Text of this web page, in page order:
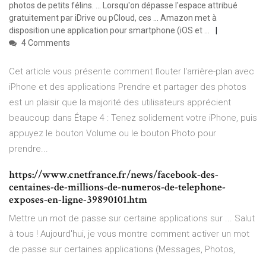
photos de petits félins. ... Lorsqu'on dépasse l'espace attribué
gratuitement par iDrive ou pCloud, ces ... Amazon met à
disposition une application pour smartphone (iOS et ...
4 Comments
Cet article vous présente comment flouter l'arrière-plan avec
iPhone et des applications Prendre et partager des photos
est un plaisir que la majorité des utilisateurs apprécient
beaucoup dans Étape 4 : Tenez solidement votre iPhone, puis
appuyez le bouton Volume ou le bouton Photo pour
prendre...
https://www.cnetfrance.fr/news/facebook-des-
centaines-de-millions-de-numeros-de-telephone-
exposes-en-ligne-39890101.htm
Mettre un mot de passe sur certaine applications sur ... Salut
à tous ! Aujourd'hui, je vous montre comment activer un mot
de passe sur certaines applications (Messages, Photos,